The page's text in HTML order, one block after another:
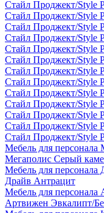
Стайл Проджект/Style
Стайл Проджект/Style
Стайл Проджект/Style
Стайл Проджект/Style
Стайл Проджект/Style
Стайл Проджект/Style
Стайл Проджект/Style
Стайл Проджект/Style
Стайл Проджект/Style
Стайл Проджект/Style
Стайл Проджект/Style
Стайл Проджект/Style
Стайл Проджект/Style
Мебель для персонала
Мегаполис Серый
Мебель для персонала
Драйв Антрацит
Мебель для персонала
Артвижен Эвкалипт/